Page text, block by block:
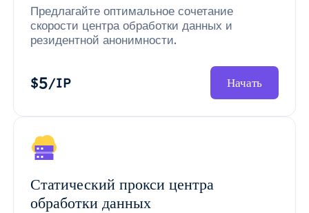
Предлагайте оптимальное сочетание
скорости центра обработки данных и
резидентной анонимности.
$5/IP Начать
Статический прокси центра
обработки данных